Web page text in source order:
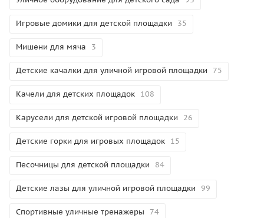
Игровые домики для детской площадки 35
Мишени для мяча 3
Детские качалки для уличной игровой площадки 75
Качели для детских площадок 108
Карусели для детской игровой площадки 26
Детские горки для игровых площадок 15
Песочницы для детской площадки 84
Детские лазы для уличной игровой площадки 99
Спортивные уличные тренажеры 74